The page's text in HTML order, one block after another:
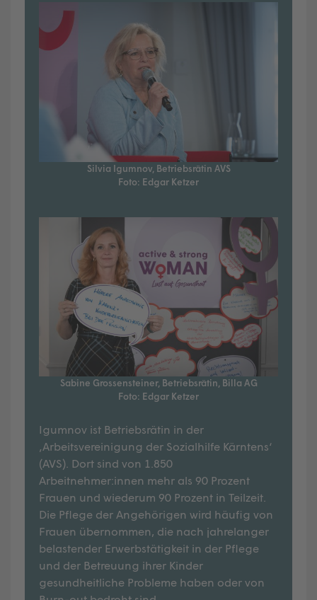
Silvia Igumnov, Betriebsrätin AVS
Foto: Edgar Ketzer
Sabine Grossensteiner, Betriebsrätin, Billa AG
Foto: Edgar Ketzer
Igumnov ist Betriebsrätin in der
‚Arbeitsvereinigung der Sozialhilfe Kärntens‘
(AVS). Dort sind von 1.850
Arbeitnehmer:innen mehr als 90 Prozent
Frauen und wiederum 90 Prozent in Teilzeit.
Die Pflege der Angehörigen wird häufig von
Frauen übernommen, die nach jahrelanger
belastender Erwerbstätigkeit in der Pflege
und der Betreuung ihrer Kinder
gesundheitliche Probleme haben oder von